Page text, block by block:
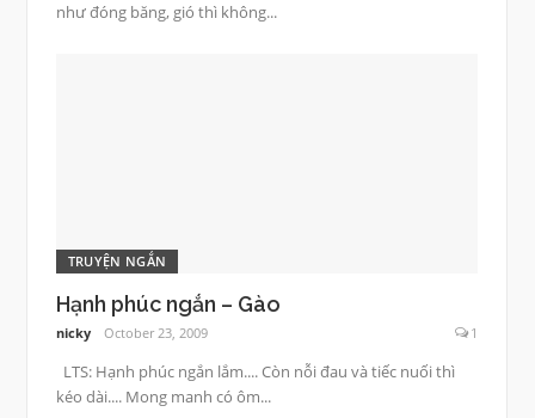
như đóng băng, gió thì không...
TRUYỆN NGẮN
Hạnh phúc ngắn – Gào
nicky October 23, 2009 1
LTS: Hạnh phúc ngắn lắm.... Còn nỗi đau và tiếc nuối thì
kéo dài.... Mong manh có ôm...